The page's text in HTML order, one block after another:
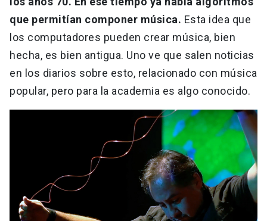
que permitían componer música. Esta idea que
los computadores pueden crear música, bien
hecha, es bien antigua. Uno ve que salen noticias
en los diarios sobre esto, relacionado con música
popular, pero para la academia es algo conocido.